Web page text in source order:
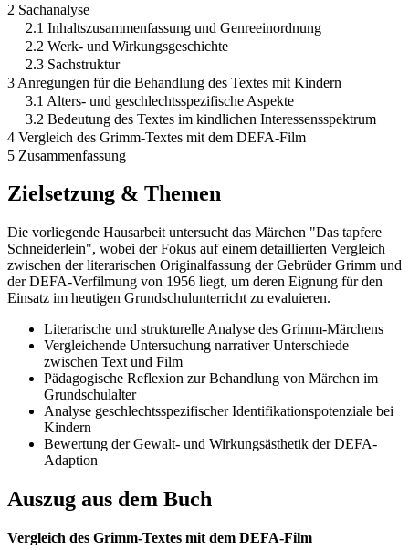
2 Sachanalyse
2.1 Inhaltszusammenfassung und Genreeinordnung
2.2 Werk- und Wirkungsgeschichte
2.3 Sachstruktur
3 Anregungen für die Behandlung des Textes mit Kindern
3.1 Alters- und geschlechtsspezifische Aspekte
3.2 Bedeutung des Textes im kindlichen Interessensspektrum
4 Vergleich des Grimm-Textes mit dem DEFA-Film
5 Zusammenfassung
Zielsetzung & Themen
Die vorliegende Hausarbeit untersucht das Märchen "Das tapfere
Schneiderlein", wobei der Fokus auf einem detaillierten Vergleich
zwischen der literarischen Originalfassung der Gebrüder Grimm und
der DEFA-Verfilmung von 1956 liegt, um deren Eignung für den
Einsatz im heutigen Grundschulunterricht zu evaluieren.
Literarische und strukturelle Analyse des Grimm-Märchens
Vergleichende Untersuchung narrativer Unterschiede
zwischen Text und Film
Pädagogische Reflexion zur Behandlung von Märchen im
Grundschulalter
Analyse geschlechtsspezifischer Identifikationspotenziale bei
Kindern
Bewertung der Gewalt- und Wirkungsästhetik der DEFA-
Adaption
Auszug aus dem Buch
Vergleich des Grimm-Textes mit dem DEFA-Film